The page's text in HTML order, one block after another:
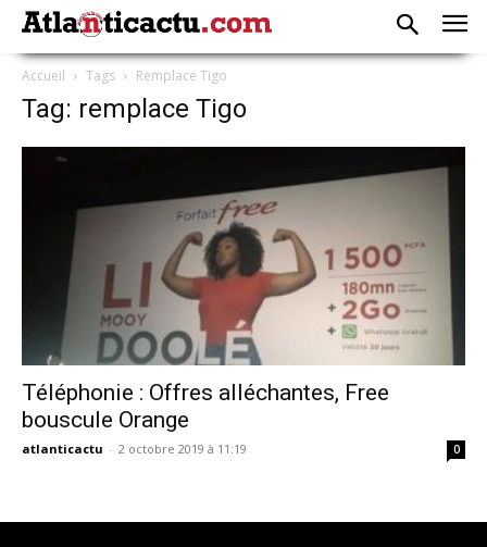
Accueil Tags Remplace Tigo
Tag: remplace Tigo
Téléphonie : Offres alléchantes, Free
bouscule Orange
atlanticactu - 2 octobre 2019 à 11:19 0